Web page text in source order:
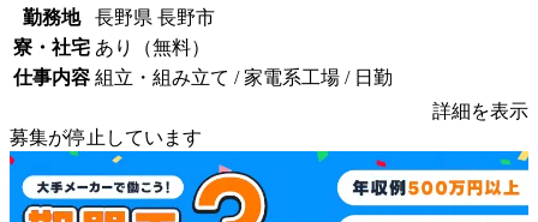
勤務地
長野県 長野市
寮・社宅 あり（無料）
仕事内容 組立・組み立て / 家電系工場 / 日勤
詳細を表示
募集が停止しています